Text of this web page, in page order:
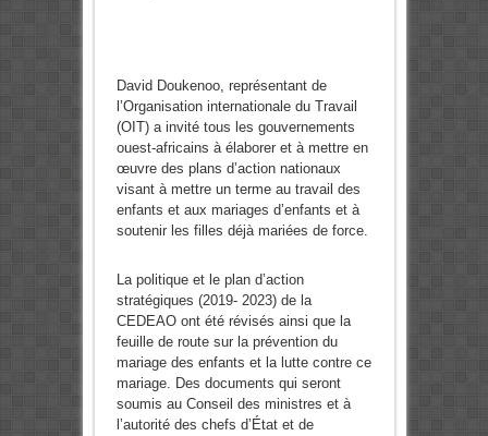
David Doukenoo, représentant de
l’Organisation internationale du Travail
(OIT) a invité tous les gouvernements
ouest-africains à élaborer et à mettre en
œuvre des plans d’action nationaux
visant à mettre un terme au travail des
enfants et aux mariages d’enfants et à
soutenir les filles déjà mariées de force.
La politique et le plan d’action
stratégiques (2019- 2023) de la
CEDEAO ont été révisés ainsi que la
feuille de route sur la prévention du
mariage des enfants et la lutte contre ce
mariage. Des documents qui seront
soumis au Conseil des ministres et à
l’autorité des chefs d’État et de